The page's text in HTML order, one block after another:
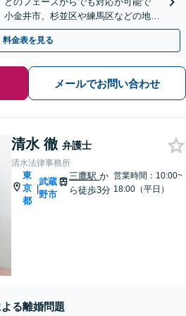
金井市、杉並区や練馬区などの地域
所にご相談ください。
料金表を見る
メールでお問い合わせ
清水 徹 弁護士
清水法律事務所
東
京
都
|
武蔵
野市
三鷹駅か
ら徒歩3分
営業時間：10:00~
18:00（平日）
る離婚問題